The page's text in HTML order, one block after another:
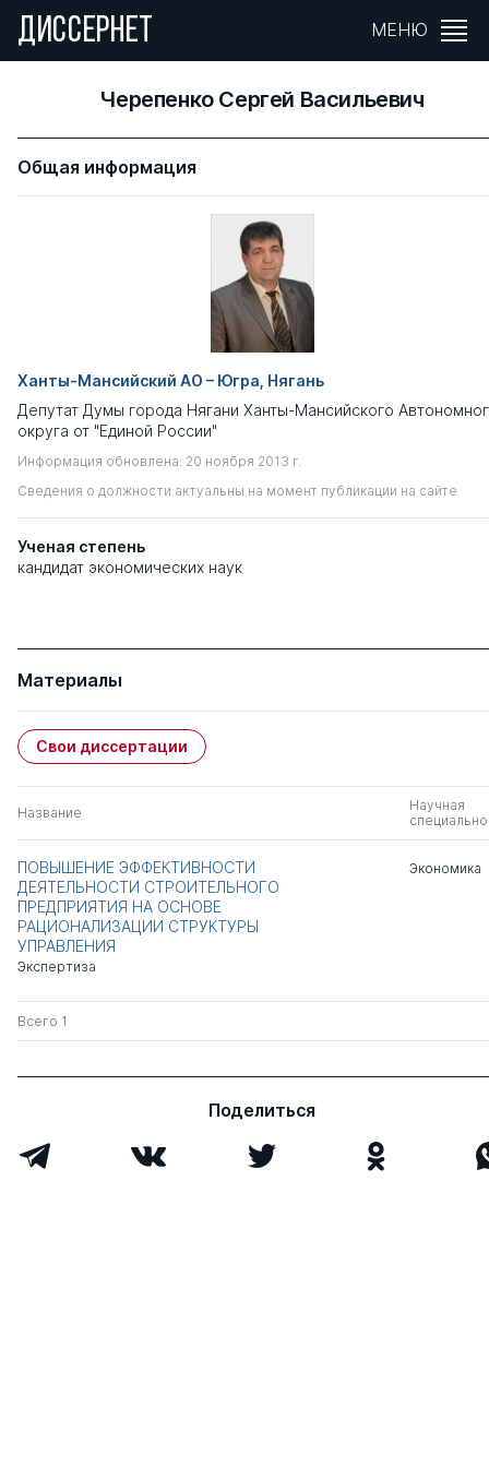
ДИССЕРНЕТ МЕНЮ
Черепенко Сергей Васильевич
Общая информация
Ханты-Мансийский АО – Югра, Нягань
Депутат Думы города Нягани Ханты-Мансийского
округа от "Единой России"
Информация обновлена: 20 ноября 2013 г.
Сведения о должности актуальны на момент публикации на сайте
Ученая степень
кандидат экономических наук
Материалы
Свои диссертации
Название
Научная
ПОВЫШЕНИЕ ЭФФЕКТИВНОСТИ
ДЕЯТЕЛЬНОСТИ СТРОИТЕЛЬНОГО
ПРЕДПРИЯТИЯ НА ОСНОВЕ
РАЦИОНАЛИЗАЦИИ СТРУКТУРЫ
УПРАВЛЕНИЯ
Экспертиза
Экономика
Всего 1
Поделиться